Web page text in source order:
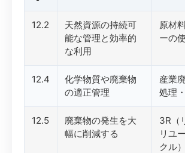
12.2
天然資源の持続可
能な管理と効率的
な利用
原材
ーの
12.4
化学物質や廃棄物
の適正管理
産業
処理
12.5
廃棄物の発生を大
幅に削減する
3R（
リユ
クル